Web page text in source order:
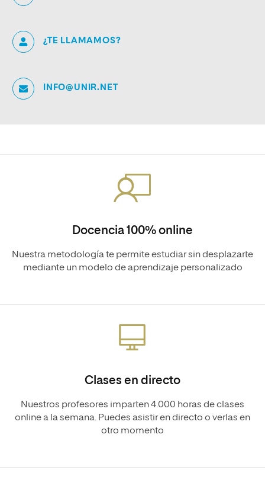
¿TE LLAMAMOS?
INFO@UNIR.NET
Docencia 100% online
Nuestra metodología te permite estudiar sin desplazarte
mediante un modelo de aprendizaje personalizado
Clases en directo
Nuestros profesores imparten 4.000 horas de clases
online a la semana. Puedes asistir en directo o verlas en
otro momento